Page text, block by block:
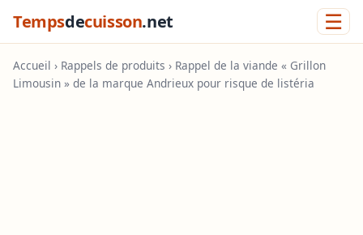
Tempsdecuisson.net ☰
Accueil › Rappels de produits › Rappel de la viande « Grillon
Limousin » de la marque Andrieux pour risque de listéria